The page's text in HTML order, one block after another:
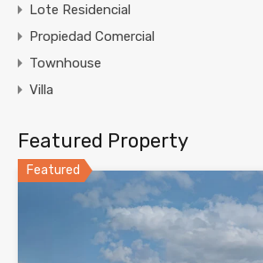
Lote Residencial
Propiedad Comercial
Townhouse
Villa
Featured Property
Featured